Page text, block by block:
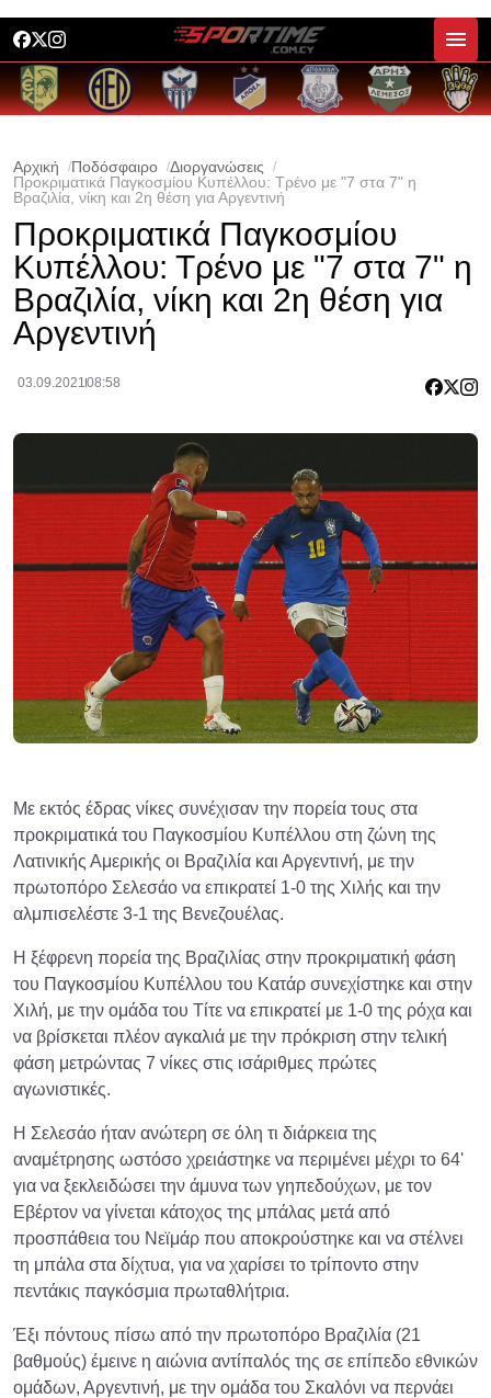
Αρχική Ποδόσφαιρο
Διοργανώσεις
Προκριματικά Παγκοσμίου Κυπέλλου: Τρένο με "7 στα 7" η
Βραζιλία, νίκη και 2η θέση για Αργεντινή
Προκριματικά Παγκοσμίου
Κυπέλλου: Τρένο με "7 στα 7" η
Βραζιλία, νίκη και 2η θέση για
Αργεντινή
03.09.202108:58
Με εκτός έδρας νίκες συνέχισαν την πορεία τους στα
προκριματικά του Παγκοσμίου Κυπέλλου στη ζώνη της
Λατινικής Αμερικής οι Βραζιλία και Αργεντινή, με την
πρωτοπόρο Σελεσάο να επικρατεί 1-0 της Χιλής και την
αλμπισελέστε 3-1 της Βενεζουέλας.
Η ξέφρενη πορεία της Βραζιλίας στην προκριματική φάση
του Παγκοσμίου Κυπέλλου του Κατάρ συνεχίστηκε και στην
Χιλή, με την ομάδα του Τίτε να επικρατεί με 1-0 της ρόχα και
να βρίσκεται πλέον αγκαλιά με την πρόκριση στην τελική
φάση μετρώντας 7 νίκες στις ισάριθμες πρώτες
αγωνιστικές.
Η Σελεσάο ήταν ανώτερη σε όλη τι διάρκεια της
αναμέτρησης ωστόσο χρειάστηκε να περιμένει μέχρι το 64'
για να ξεκλειδώσει την άμυνα των γηπεδούχων, με τον
Εβέρτον να γίνεται κάτοχος της μπάλας μετά από
προσπάθεια του Νεϊμάρ που αποκρούστηκε και να στέλνει
τη μπάλα στα δίχτυα, για να χαρίσει το τρίποντο στην
πεντάκις παγκόσμια πρωταθλήτρια.
Έξι πόντους πίσω από την πρωτοπόρο Βραζιλία (21
βαθμούς) έμεινε η αιώνια αντίπαλός της σε επίπεδο εθνικών
ομάδων, Αργεντινή, με την ομάδα του Σκαλόνι να περνάει